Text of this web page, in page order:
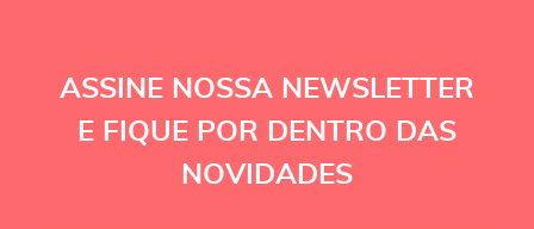
ASSINE NOSSA NEWSLETTER
E FIQUE POR DENTRO DAS
NOVIDADES